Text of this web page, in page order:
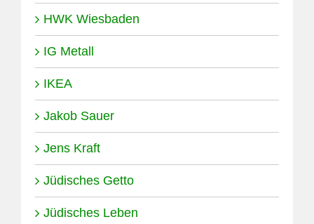
HWK Wiesbaden
IG Metall
IKEA
Jakob Sauer
Jens Kraft
Jüdisches Getto
Jüdisches Leben